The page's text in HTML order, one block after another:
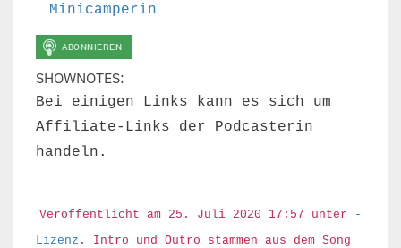
Minicamperin
SHOWNOTES:
Bei einigen Links kann es sich um
Affiliate-Links der Podcasterin
handeln.
Veröffentlicht am 25. Juli 2020 17:57 unter
-
Lizenz . Intro und Outro stammen aus dem Song